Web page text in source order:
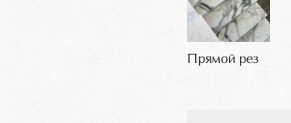
Прямой рез